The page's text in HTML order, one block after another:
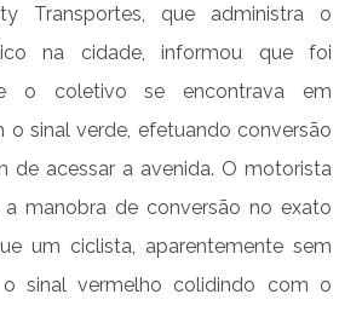
Transportes, que administra o
na cidade, informou que foi
o coletivo se encontrava em
o sinal verde, efetuando conversão
de acessar a avenida. O motorista
manobra de conversão no exato
um ciclista, aparentemente sem
sinal vermelho colidindo com o